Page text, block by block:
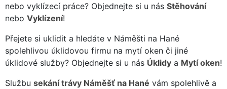
nebo vyklízecí práce? Objednejte si u nás Stěhování
nebo Vyklízení!
Přejete si uklidit a hledáte v Náměšti na Hané
spolehlivou úklidovou firmu na mytí oken či jiné
úklidové služby? Objednejte si u nás Úklidy a Mytí oken!
Službu sekání trávy Náměšť na Hané vám spolehlivě a